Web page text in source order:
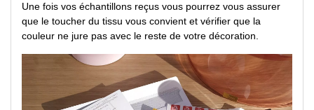
Une fois vos échantillons reçus vous pourrez vous assurer
que le toucher du tissu vous convient et vérifier que la
couleur ne jure pas avec le reste de votre décoration.